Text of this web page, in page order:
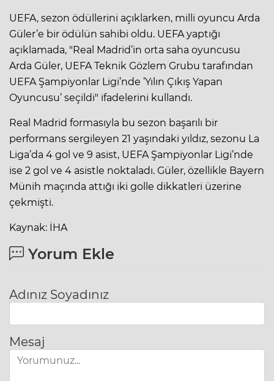
UEFA, sezon ödüllerini açıklarken, milli oyuncu Arda
Güler’e bir ödülün sahibi oldu. UEFA yaptığı
açıklamada, "Real Madrid’in orta saha oyuncusu
Arda Güler, UEFA Teknik Gözlem Grubu tarafından
UEFA Şampiyonlar Ligi’nde ’Yılın Çıkış Yapan
Oyuncusu’ seçildi" ifadelerini kullandı.
Real Madrid formasıyla bu sezon başarılı bir
performans sergileyen 21 yaşındaki yıldız, sezonu La
Liga’da 4 gol ve 9 asist, UEFA Şampiyonlar Ligi’nde
ise 2 gol ve 4 asistle noktaladı. Güler, özellikle Bayern
Münih maçında attığı iki golle dikkatleri üzerine
çekmişti.
Kaynak: İHA
Yorum Ekle
Adınız Soyadınız
Mesaj